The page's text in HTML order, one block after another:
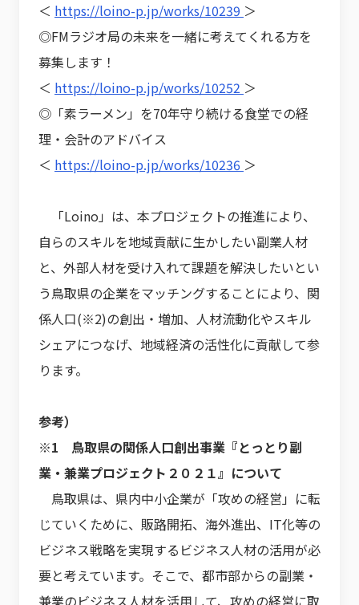
＜ https://loino-p.jp/works/10239 ＞
◎FMラジオ局の未来を一緒に考えてくれる方を
募集します！
＜ https://loino-p.jp/works/10252 ＞
◎「素ラーメン」を70年守り続ける食堂での経
理・会計のアドバイス
＜ https://loino-p.jp/works/10236 ＞
「Loino」は、本プロジェクトの推進により、
自らのスキルを地域貢献に生かしたい副業人材
と、外部人材を受け入れて課題を解決したいとい
う鳥取県の企業をマッチングすることにより、関
係人口(※2)の創出・増加、人材流動化やスキル
シェアにつなげ、地域経済の活性化に貢献して参
ります。
参考）
※1 鳥取県の関係人口創出事業『とっとり副
業・兼業プロジェクト２０２１』について
鳥取県は、県内中小企業が「攻めの経営」に転
じていくために、販路開拓、海外進出、IT化等の
ビジネス戦略を実現するビジネス人材の活用が必
要と考えています。そこで、都市部からの副業・
兼業のビジネス人材を活用して、攻めの経営に取